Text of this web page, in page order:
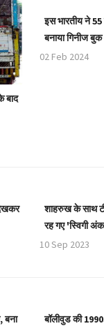
बाद
इस भारतीय ने
बनाया गिनीज
02 Feb 2024
शाहरुख के साथ
रह गए 'स्विगी
10 Sep 2023
बना
बॉलीवुड की